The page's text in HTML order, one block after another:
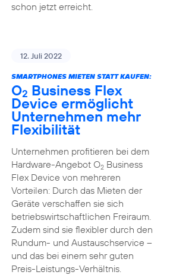
schon jetzt erreicht.
12. Juli 2022
SMARTPHONES MIETEN STATT KAUFEN:
O2 Business Flex
Device ermöglicht
Unternehmen mehr
Flexibilität
Unternehmen profitieren bei dem
Hardware-Angebot O2Business
Flex Device von mehreren
Vorteilen: Durch das Mieten der
Geräte verschaffen sie sich
betriebswirtschaftlichen Freiraum.
Zudem sind sie flexibler durch den
Rundum- und Austauschservice –
und das bei einem sehr guten
Preis-Leistungs-Verhältnis.